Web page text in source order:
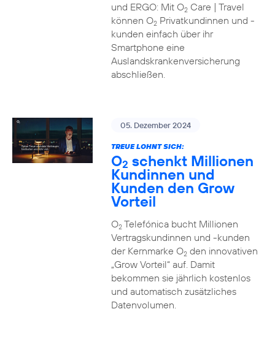
und ERGO: Mit O2Care | Travel
können O2Privatkundinnen und -
kunden einfach über ihr
Smartphone eine
Auslandskrankenversicherung
abschließen.
05. Dezember 2024
TREUE LOHNT SICH:
O2 schenkt Millionen
Kundinnen und
Kunden den Grow
Vorteil
O2Telefónica bucht Millionen
Vertragskundinnen und -kunden
der Kernmarke O2den innovativen
„Grow Vorteil“ auf. Damit
bekommen sie jährlich kostenlos
und automatisch zusätzliches
Datenvolumen.